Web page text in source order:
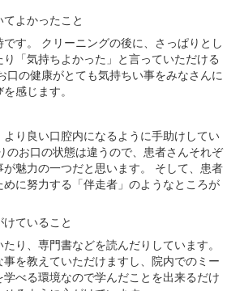
よかったこと
す。 クリーニングの後に、さっぱりとし
「気持ちよかった」と言っていただける
口の健康がとても気持ちい事をみなさんに
感じます。
り良い口腔内になるように手助けしてい
のお口の状態は違うので、患者さんそれぞ
魅力の一つだと思います。 そして、患者
に努力する「伴走者」のようなところが
ていること
り、専門書などを読んだりしています。
を教えていただけますし、院内でのミー
べる環境なので学んだことを出来るだけ